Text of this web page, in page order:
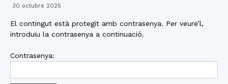
Maresme
30 octubre 2025
El contingut està protegit amb contrasenya. Per veure’l,
introduïu la contrasenya a continuació.
Contrasenya: